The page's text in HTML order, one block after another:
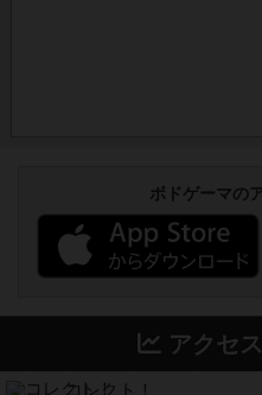
ボドゲーマの
アクセ
コレクト！